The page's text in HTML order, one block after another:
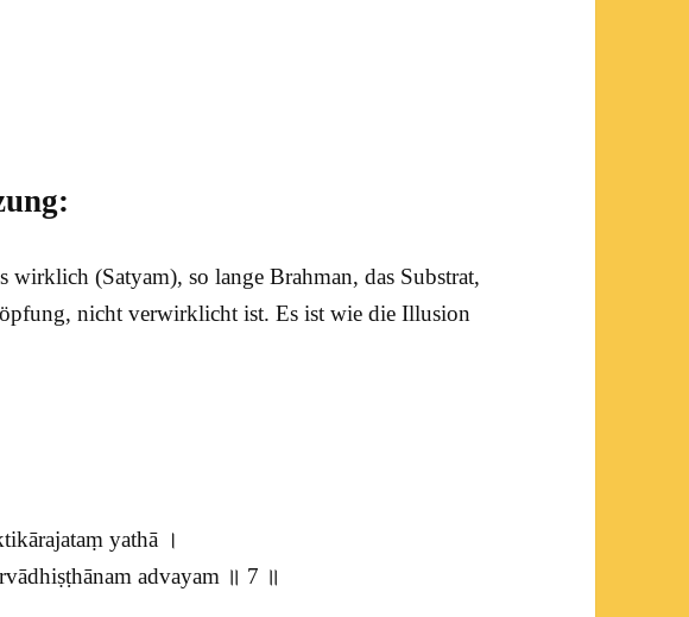
wirklich (Satyam), so lange Brahman, das Substrat,
nicht verwirklicht ist. Es ist wie die Illusion
yathā ।
advayam ॥ 7 ॥